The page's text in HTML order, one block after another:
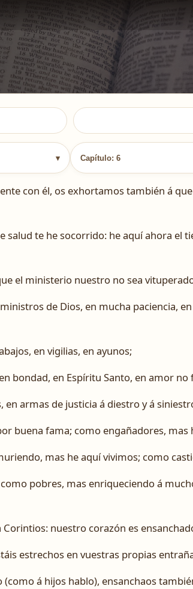
▾ Capítulo: 6
con él, os exhortamos también á
salud te he socorrido: he aquí ahora el
el ministerio nuestro no sea
de Dios, en mucha paciencia,
en vigilias, en ayunos;
bondad, en Espíritu Santo, en amor no
en armas de justicia á diestro y á
buena fama; como engañadores, mas
mas he aquí vivimos; como
pobres, mas enriqueciendo á
nuestro corazón es
estrechos en vuestras propias
á hijos hablo), ensanchaos